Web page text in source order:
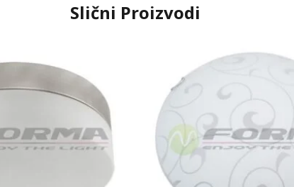
Slični Proizvodi